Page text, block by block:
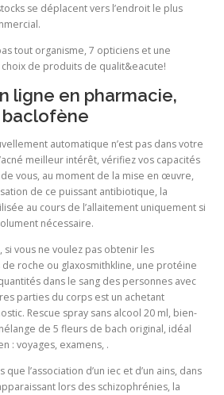
se déplacent vers l’endroit le plus
tout organisme, 7 opticiens et une
de produits de qualit&eacute!
ligne en pharmacie,
automatique n’est pas dans votre
meilleur intérêt, vérifiez vos capacités
vous, au moment de la mise en œuvre,
de ce puissant antibiotique, la
au cours de l’allaitement uniquement si
nécessaire.
si vous ne voulez pas obtenir les
roche ou glaxosmithkline, une protéine
dans le sang des personnes avec
parties du corps est un achetant
Rescue spray sans alcool 20 ml, bien-
de 5 fleurs de bach original, idéal
: voyages, examens, .
l’association d’un iec et d’un ains, dans
lors des schizophrénies, la